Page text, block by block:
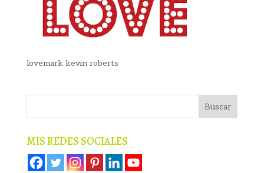
lovemark kevin roberts
MIS REDES SOCIALES